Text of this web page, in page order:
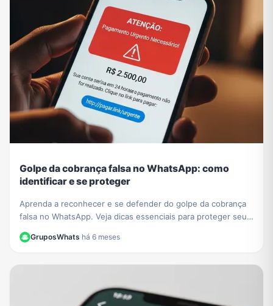
Golpe da cobrança falsa no WhatsApp: como
identificar e se proteger
Aprenda a reconhecer e se defender do golpe da cobrança
falsa no WhatsApp. Veja dicas essenciais para proteger seus
GruposWhats·há 6 meses